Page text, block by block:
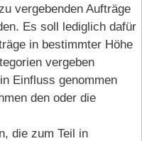
vergebenden Aufträge
Es soll lediglich dafür
in bestimmter Höhe
vergeben
Einfluss genommen
den oder die
die zum Teil in